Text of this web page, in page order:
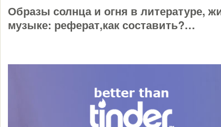
Образы солнца и огня в литературе,
музыке: реферат,как составить?…